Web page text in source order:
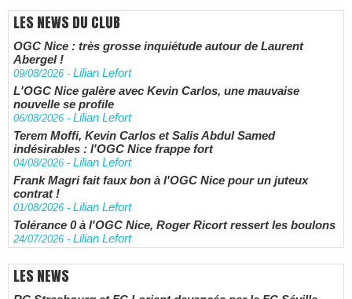
LES NEWS DU CLUB
OGC Nice : très grosse inquiétude autour de Laurent
Abergel !
09/08/2026 - Lilian Lefort
L'OGC Nice galère avec Kevin Carlos, une mauvaise
nouvelle se profile
06/08/2026 - Lilian Lefort
Terem Moffi, Kevin Carlos et Salis Abdul Samed
indésirables : l'OGC Nice frappe fort
04/08/2026 - Lilian Lefort
Frank Magri fait faux bon à l'OGC Nice pour un juteux
contrat !
01/08/2026 - Lilian Lefort
Tolérance 0 à l'OGC Nice, Roger Ricort ressert les boulons
24/07/2026 - Lilian Lefort
LES NEWS